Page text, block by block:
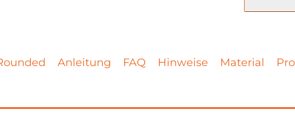
Anleitung FAQ Hinweise Material